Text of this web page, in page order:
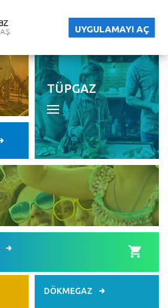
UYGULAMAYI AÇ
TÜPGAZ
DÖKMEGAZ